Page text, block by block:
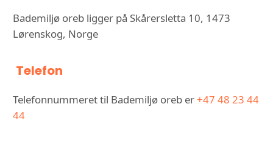
Bademiljø oreb ligger på Skårersletta 10, 1473
Lørenskog, Norge
Telefon
Telefonnummeret til Bademiljø oreb er+47 48 23 44
44